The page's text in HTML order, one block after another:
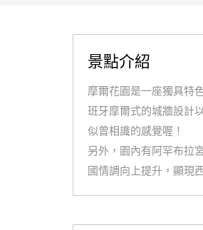
景點介紹
摩爾花園是一座獨具特
班牙摩爾式的城牆設計
似曾相識的感覺喔！
另外，園內有阿罕布拉
國情調向上提升，顯現